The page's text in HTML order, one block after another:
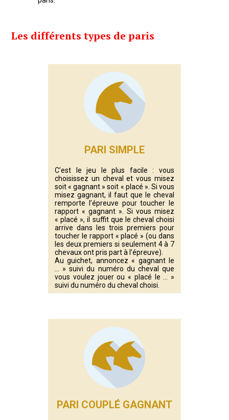
Les différents types de paris
PARI SIMPLE
C’est le jeu le plus facile : vous
choisissez un cheval et vous misez
soit « gagnant » soit « placé ». Si vous
misez gagnant, il faut que le cheval
remporte l’épreuve pour toucher le
rapport « gagnant ». Si vous misez
« placé », il suffit que le cheval choisi
arrive dans les trois premiers pour
toucher le rapport « placé » (ou dans
les deux premiers si seulement 4 à 7
chevaux ont pris part à l’épreuve).
Au guichet, annoncez « gagnant le
… » suivi du numéro du cheval que
vous voulez jouer ou « placé le … »
suivi du numéro du cheval choisi.
PARI COUPLÉ GAGNANT